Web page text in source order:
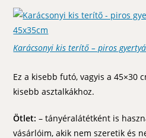
Karácsonyi kis terítő – piros
Ez a kisebb futó, vagyis a 45×30
kisebb asztalkákhoz.
Ötlet: – tányéralátétként is
vásárlóim, akik nem szeretik és